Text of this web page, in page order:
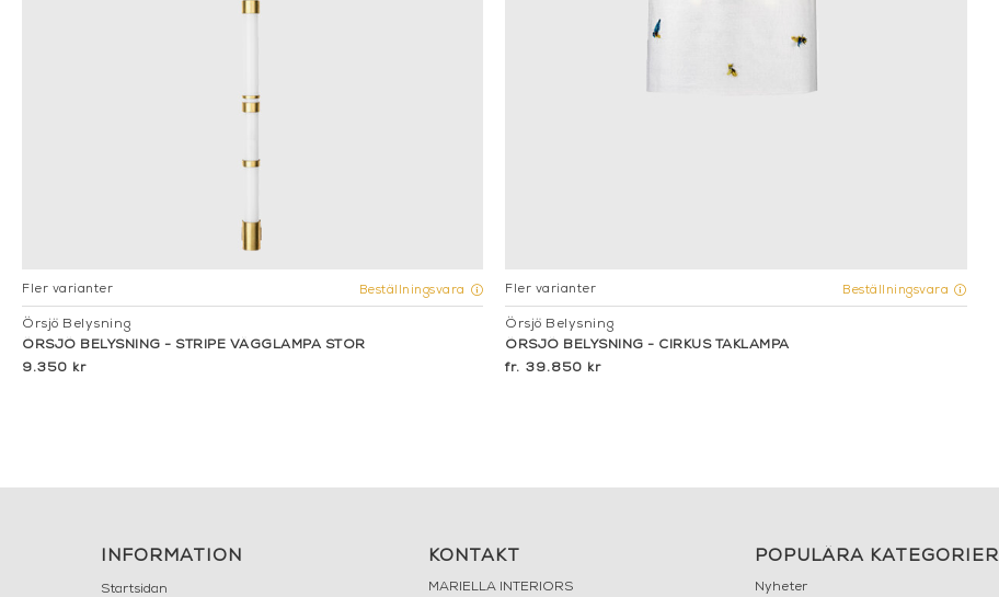
Fler varianter Beställningsvara
Örsjö Belysning
ÖRSJÖ BELYSNING - STRIPE VÄGGLAMPA STOR
9.350 kr
Fler varianter Beställningsvara
Örsjö Belysning
ÖRSJÖ BELYSNING - CIRKUS TAKLAMPA
39.850 kr
INFORMATION
Startsidan
KONTAKT
MARIELLA INTERIORS
POPULÄRA KATEGORIER
Nyheter